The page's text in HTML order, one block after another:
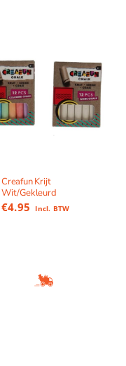
Creafun Krijt
Wit/Gekleurd
€4.95 Incl. BTW